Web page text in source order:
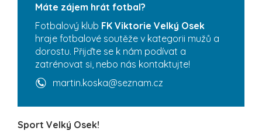
Máte zájem hrát fotbal?
Fotbalový klub FK Viktorie Velký Osek
hraje fotbalové soutěže v kategorii mužů a
dorostu. Přijďte se k nám podívat a
zatrénovat si, nebo nás kontaktujte!
martin.koska@seznam.cz
Sport Velký Osek!